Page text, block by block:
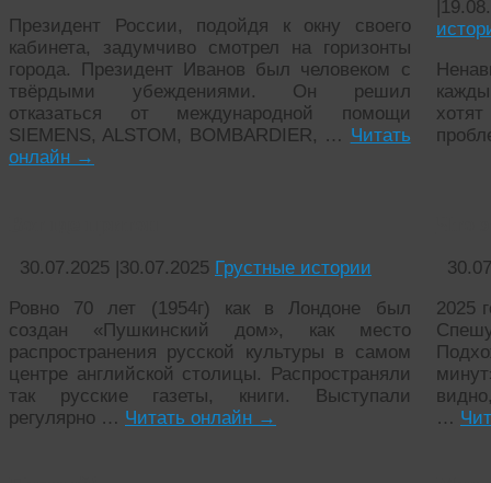
Президент России, подойдя к окну своего
кабинета, задумчиво смотрел на горизонты
города. Президент Иванов был человеком с
твёрдыми убеждениями. Он решил
отказаться от международной помощи
SIEMENS, ALSTOM, BOMBARDIER, … Читать
онлайн →
30.07.2025 |30.07.2025 Грустные истории
Ровно 70 лет (1954г) как в Лондоне был
создан «Пушкинский дом», как место
распространения русской культуры в самом
центре английской столицы. Распространяли
так русские газеты, книги. Выступали
регулярно … Читать онлайн →
2025
…